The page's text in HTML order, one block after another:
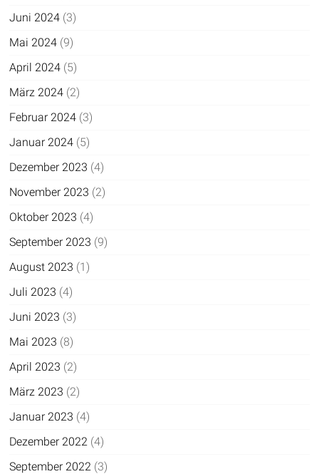
Juni 2024 (3)
Mai 2024 (9)
April 2024 (5)
März 2024 (2)
Februar 2024 (3)
Januar 2024 (5)
Dezember 2023 (4)
November 2023 (2)
Oktober 2023 (4)
September 2023 (9)
August 2023 (1)
Juli 2023 (4)
Juni 2023 (3)
Mai 2023 (8)
April 2023 (2)
März 2023 (2)
Januar 2023 (4)
Dezember 2022 (4)
September 2022 (3)